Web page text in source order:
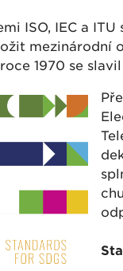
ISO, IEC a
1970 se